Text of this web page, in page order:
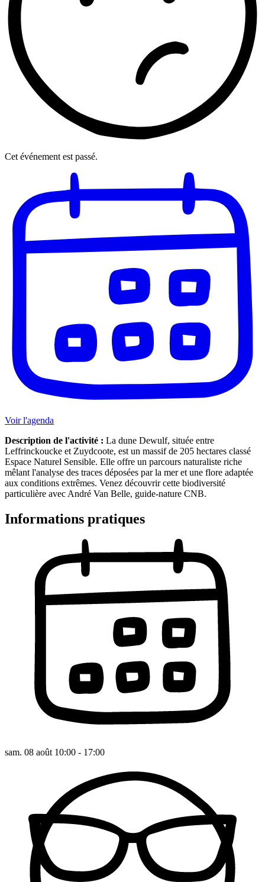
Cet événement est passé.
Voir l'agenda
Description de l'activité : La dune Dewulf, située entre
Leffrinckoucke et Zuydcoote, est un massif de 205 hectares classé
Espace Naturel Sensible. Elle offre un parcours naturaliste riche
mêlant l'analyse des traces déposées par la mer et une flore adaptée
aux conditions extrêmes. Venez découvrir cette biodiversité
particulière avec André Van Belle, guide-nature CNB.
Informations pratiques
sam. 08 août 10:00 - 17:00